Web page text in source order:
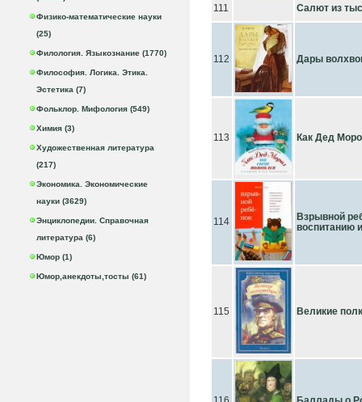
Физико-математические науки
(25)
Филология. Языкознание (1770)
Философия. Логика. Этика.
Эстетика (7)
Фольклор. Мифология (549)
Химия (3)
Художественная литература
(217)
Экономика. Экономические
науки (3629)
Энциклопедии. Справочная
литература (6)
Юмор (1)
Юмор,анекдоты,тосты (61)
111 Салют из
112 Дары
113 Как Дед
114
Взрывной
воспитанию
115 Великие